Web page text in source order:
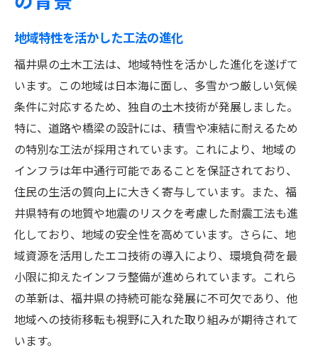
地域課題に応じた技術の選定
環境保護を考慮した技術の採用
災害への対応力を高める技術
地域経済に寄与する新技術
地域住民の声を反映した技術開発
新潮流における技術の具体例
環境に優しい福井県の持続可能な土木プロジェ
クト
持続可能なプロジェクトの基準
エコ技術採用による地域貢献
リサイクル素材の活用事例
プロジェクト成功のための協力体制
環境に配慮した設計手法
持続可能性を追求するプロジェクト例
地元住民と共に築く未来のインフラ設計
地域特性を活かした工法の進化
福井県の土木工法は、地域特性を活かした進化を遂げて
います。この地域は日本海に面し、多雪かつ厳しい気候
条件に対応するため、独自の土木技術が発展しました。
特に、道路や橋梁の設計には、積雪や凍結に耐えるため
の特別な工法が採用されています。これにより、地域の
インフラは年中通行可能であることを保証されており、
住民の生活の質向上に大きく寄与しています。また、福
井県特有の地質や地震のリスクを考慮した耐震工法も進
化しており、地域の安全性を高めています。さらに、地
域資源を活用したエコ技術の導入により、環境負荷を最
小限に抑えたインフラ整備が進められています。これら
の革新は、福井県の持続可能な発展に不可欠であり、他
地域への技術移転も視野に入れた取り組みが期待されて
います。